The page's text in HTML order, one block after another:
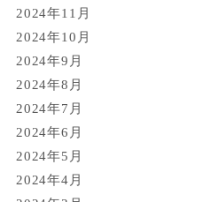
2024年11月
2024年10月
2024年9月
2024年8月
2024年7月
2024年6月
2024年5月
2024年4月